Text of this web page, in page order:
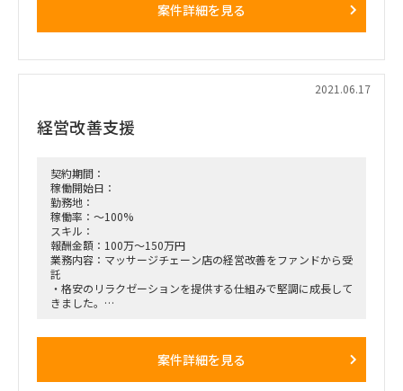
ス設計、シナリオ設計、システムの基本設計
クライアントのニーズを把握し、要件定義やデータベース・シ
ールを行いながら、クライアントのニーズに応えるソリューシ
ョンを導入。
■稼働：基本リモート
案件詳細を見る
2021.06.17
経営改善支援
契約期間：
稼働開始日：
勤務地：
稼働率：～100%
スキル：
報酬金額：100万～150万円
業務内容：マッサージチェーン店の経営改善をファンドから受
託
・格安のリラクゼーションを提供する仕組みで堅調に成長して
きました。
・ファンドが入って以降は、デジタル化を進めており、デジタ
案件詳細を見る